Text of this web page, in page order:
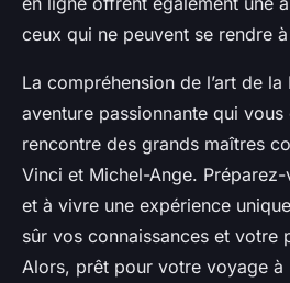
ceux qui ne peuvent se rendre
La compréhension de l’art de la
aventure passionnante qui vous
rencontre des grands maîtres
Vinci et Michel-Ange.
et à vivre une expérience
sûr vos connaissances et votre
Alors, prêt pour votre voyage à